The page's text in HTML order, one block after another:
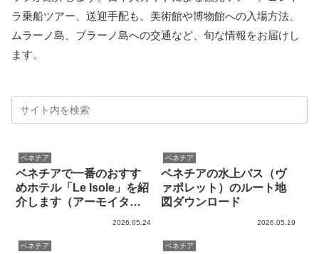
ラ乗船ツアー、送迎手配も。美術館や博物館への入場方法、
ムラーノ島、ブラーノ島への交通など、旬な情報をお届けし
ます。
ベネチア
ベネチアで一番のおすす
めホテル「Le Isole」を紹
介します（アーモイタリ
2026.05.24
ベネチア
ベネチアの水上バス（ヴ
ァポレット）のルート地
図ダウンロード
2026.05.19
ベネチア ベネチア